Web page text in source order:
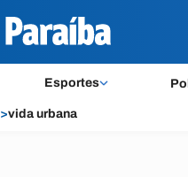
Esportes
>vida urbana